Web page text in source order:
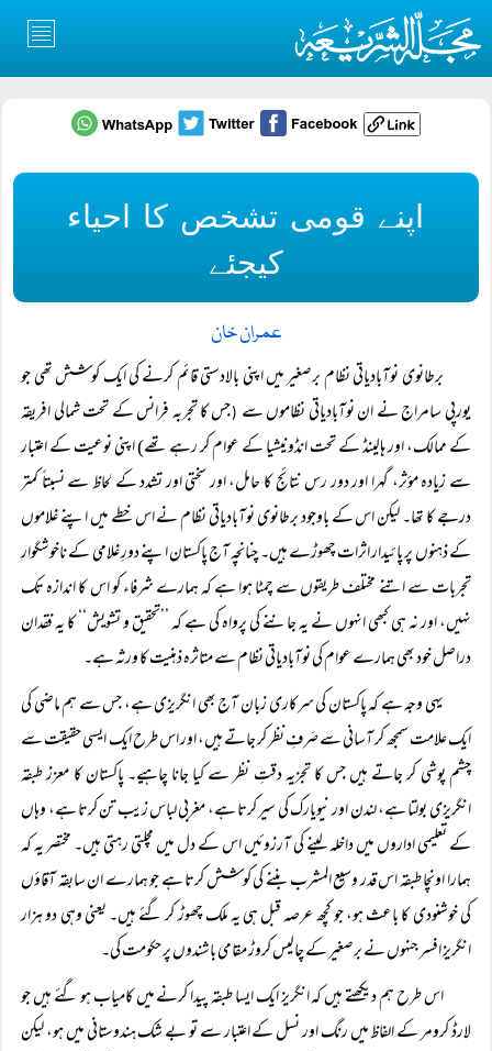
اپنے قومی تشخص کا احیاء
کیجئے
عمران خان
برطانوی نوآبادیاتی نظام برصغیر میں اپنی بالادستی قائم کرنے کی ایک کوشش تھی جو
یورپی سامراج نے ان نوآبادیاتی نظاموں سے (جس کا تجربہ فرانس کے تحت شمالی افریقہ
کے ممالک، اور ہالینڈ کے تحت انڈونیشیا کے عوام کر رہے تھے) اپنی نوعیت کے اعتبار
سے زیادہ مؤثر، گہرا اور دور رس نتائج کا حامل، اور سختی اور تشدد کے لحاظ سے نسبتاً کمتر
درجے کا تھا۔ لیکن اس کے باوجود برطانوی نوآبادیاتی نظام نے اس خطے میں اپنے غلاموں
کے ذہنوں پر پائیدار اثرات چھوڑے ہیں۔ چنانچہ آج پاکستان اپنے دورِ غلامی کے ناخوشگوار
تجربات سے اتنے مختلف طریقوں سے چمٹا ہوا ہے کہ ہمارے شرفاء کو اس کا اندازہ تک
نہیں، اور نہ ہی کبھی انہوں نے یہ جاننے کی پرواہ کی ہے کہ ’’تحقیق و تشویش‘‘ کا یہ فقدان
دراصل خود بھی ہمارے عوام کی نوآبادیاتی نظام سے متاثرہ ذہنیت کا ورثہ ہے۔
یہی وجہ ہے کہ پاکستان کی سرکاری زبان آج بھی انگریزی ہے، جس سے ہم ماضی کی
ایک علامت سمجھ کر آسانی سے صَرفِ نظر کر جاتے ہیں، اور اس طرح ایک ایسی حقیقت سے
چشم پوشی کر جاتے ہیں جس کا تجزیہ دقتِ نظر سے کیا جانا چاہیے۔ پاکستان کا معزز طبقہ
انگریزی بولتا ہے، لندن اور نیویارک کی سیر کرتا ہے، مغربی لباس زیب تن کرتا ہے، وہاں
کے تعلیمی اداروں میں داخلہ لینے کی آرزوئیں اس کے دل میں مچلتی رہتی ہیں۔ مختصر یہ کہ
ہمارا اونچا طبقہ اس قدر وسیع المشرب بننے کی کوشش کرتا ہے جو ہمارے ان سابقہ آقاؤں
کی خوشنودی کا باعث ہو، جو کچھ عرصہ قبل ہی یہ ملک چھوڑ کر گئے ہیں۔ یعنی وہی دو ہزار
انگریز افسر جنہوں نے برصغیر کے چالیس کروڑ مقامی باشندوں پر حکومت کی۔
اس طرح ہم دیکھتے ہیں کہ انگریز ایک ایسا طبقہ پیدا کرنے میں کامیاب ہو گئے ہیں جو
لارڈ کرومر کے الفاظ میں رنگ اور نسل کے اعتبار سے تو بے شک ہندوستانی میں ہو، لیکن